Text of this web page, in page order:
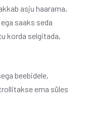
asju haarama,
saaks seda
korda selgitada,